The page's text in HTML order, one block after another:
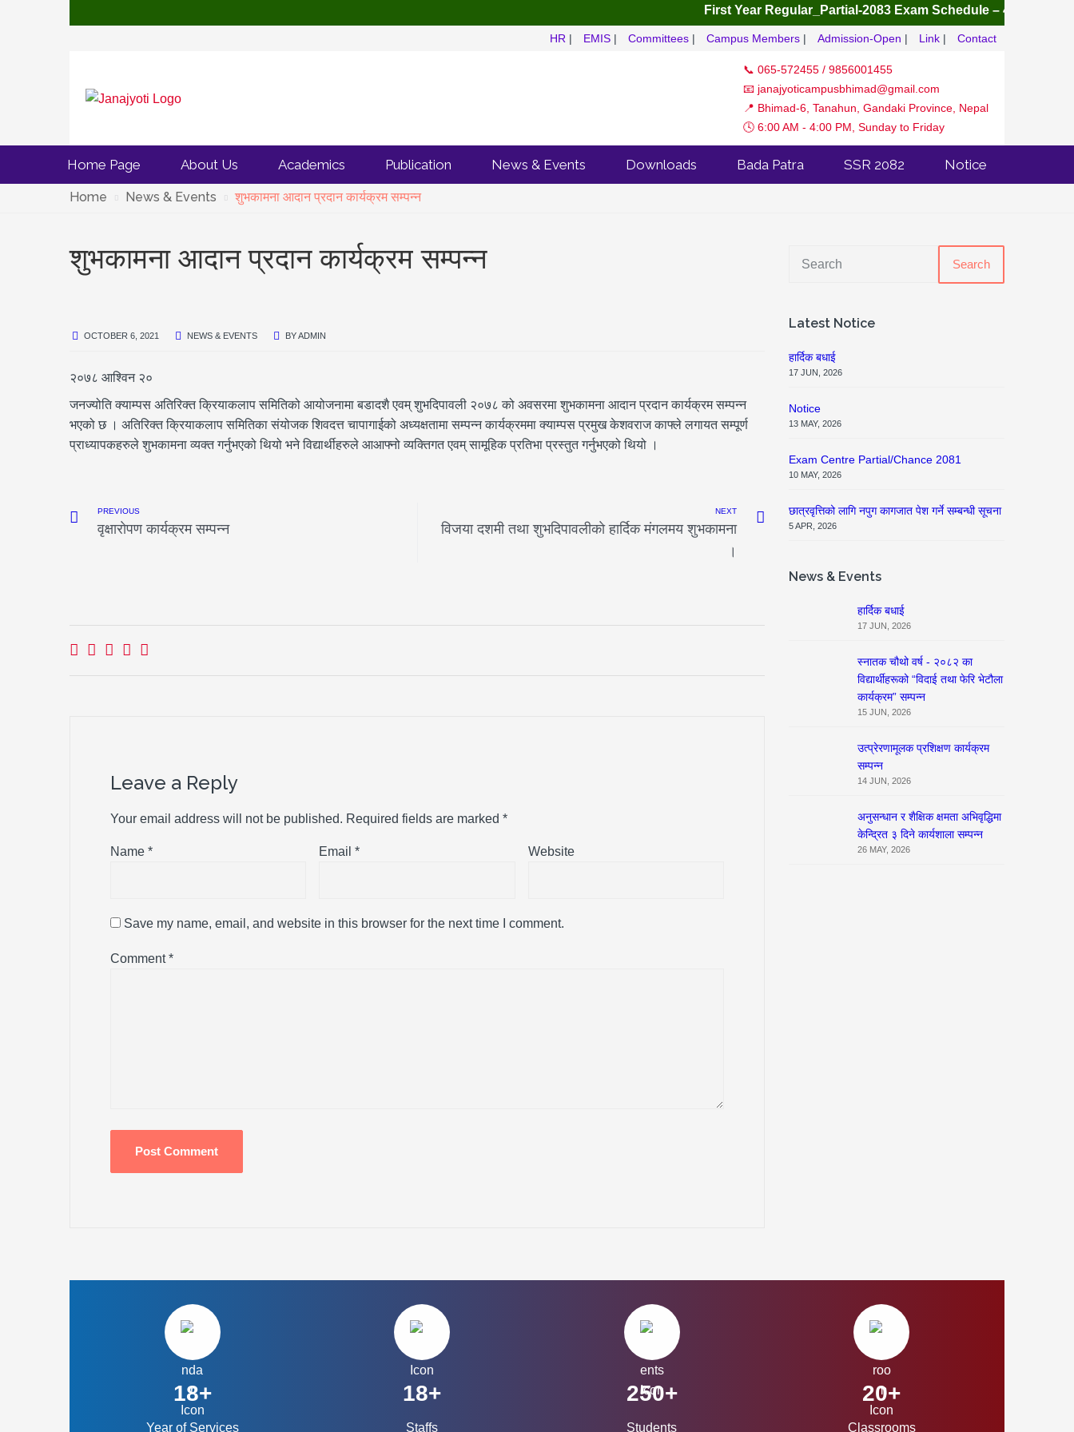
First Year Regular_Partial-2083Exam Schedule – 4 Yrs B.B.S,
HR | EMIS | Committees | Campus Members | Admission-Open | Link | Contact
📞 065-572455 / 9856001455
📧 janajyoticampusbhimad@gmail.com
📍 Bhimad-6, Tanahun, Gandaki Province, Nepal
🕓 6:00 AM - 4:00 PM, Sunday to Friday
Home Page About Us Academics Publication News & Events Downloads Bada Patra SSR 2082 Notice
Home News & Events शुभकामना आदान प्रदान कार्यक्रम सम्पन्न
शुभकामना आदान प्रदान कार्यक्रम सम्पन्न
OCTOBER 6, 2021 NEWS & EVENTS BYADMIN
२०७८ आश्विन २०
जनज्योति क्याम्पस अतिरिक्त क्रियाकलाप समितिको आयोजनामा बडादशै एवम् शुभदिपावली २०७८ को अवसरमा शुभकामना आदान प्रदान कार्यक्रम सम्पन्न
भएको छ । अतिरिक्त क्रियाकलाप समितिका संयोजक शिवदत्त चापागाईको अध्यक्षतामा सम्पन्न कार्यक्रममा क्याम्पस प्रमुख केशवराज काफ्ले लगायत सम्पूर्ण
प्राध्यापकहरुले शुभकामना व्यक्त गर्नुभएको थियो भने विद्यार्थीहरुले आआफ्नो व्यक्तिगत एवम् सामूहिक प्रतिभा प्रस्तुत गर्नुभएको थियो ।
PREVIOUS
वृक्षाराेपण कार्यक्रम सम्पन्न
NEXT
विजया दशमी तथा शुभदिपावलीकाे हार्दिक मंगलमय शुभकामना
।
Leave a Reply
Your email address will not be published. Required fields are marked *
Name * Email* Website
Save my name, email, and website in this browser for the next time I comment.
Comment*
Search
Latest Notice
हार्दिक बधाई
17 JUN, 2026
Notice
13 MAY, 2026
Exam Centre Partial/Chance 2081
10 MAY, 2026
छात्रवृत्तिको लागि नपुग कागजात पेश गर्ने सम्बन्धी सूचना
5 APR, 2026
News & Events
हार्दिक बधाई
17 JUN, 2026
स्नातक चौथो वर्ष - २०८२ का
विद्यार्थीहरूको “विदाई तथा फेरि भेटौला
कार्यक्रम” सम्पन्न
15 JUN, 2026
उत्प्रेरणामूलक प्रशिक्षण कार्यक्रम
सम्पन्न
14 JUN, 2026
अनुसन्धान र शैक्षिक क्षमता अभिवृद्धिमा
केन्द्रित ३ दिने कार्यशाला सम्पन्न
26 MAY, 2026
18+
Year of Services
18+
Staffs
250+
Students
20+
Classrooms